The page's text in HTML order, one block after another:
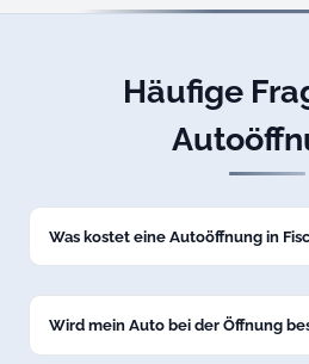
Häufige
Was kostet eine Autoöffnung in
Festpreis. Den genauen Preis
bevor wir nach Fischen losfahren.
Wird mein Auto bei der Öffnung